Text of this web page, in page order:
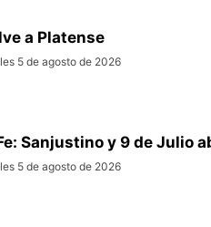
a Platense
5 de agosto de 2026
Sanjustino y 9 de Julio
5 de agosto de 2026